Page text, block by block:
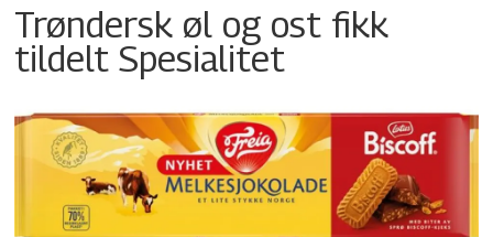
Trøndersk øl og ost fikk
tildelt Spesialitet